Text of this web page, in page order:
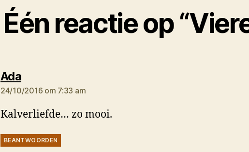
Één reactie op
Adazegt:
24/10/2016 om 7:33 am
Kalverliefde… zo mooi.
BEANTWOORDEN